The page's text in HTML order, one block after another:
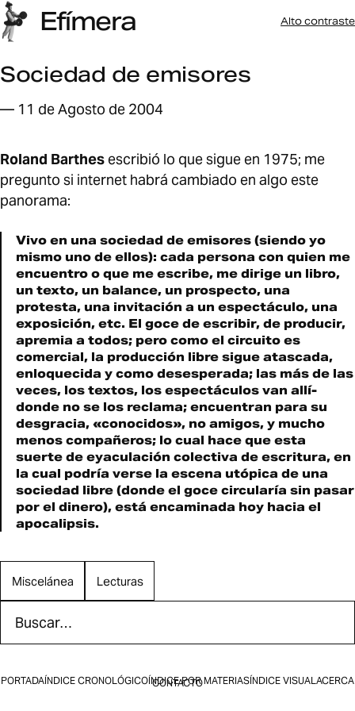
Efímera Alto contraste
Sociedad de emisores
— 11 de Agosto de 2004
Roland Barthes escribió lo que sigue en 1975; me
pregunto si internet habrá cambiado en algo este
panorama:
Vivo en una sociedad de emisores (siendo yo
mismo uno de ellos): cada persona con quien me
encuentro o que me escribe, me dirige un libro,
un texto, un balance, un prospecto, una
protesta, una invitación a un espectáculo, una
exposición, etc. El goce de escribir, de producir,
apremia a todos; pero como el circuito es
comercial, la producción libre sigue atascada,
enloquecida y como desesperada; las más de las
veces, los textos, los espectáculos van allí­
donde no se los reclama; encuentran para su
desgracia, «conocidos», no amigos, y mucho
menos compañeros; lo cual hace que esta
suerte de eyaculación colectiva de escritura, en
la cual podrí­a verse la escena utópica de una
sociedad libre (donde el goce circularí­a sin pasar
por el dinero), está encaminada hoy hacia el
apocalipsis.
Miscelánea Lecturas
PORTADAÍNDICE CRONOLÓGICOÍNDICE POR MATERIASÍNDICE VISUALACERCA
CONTACTO